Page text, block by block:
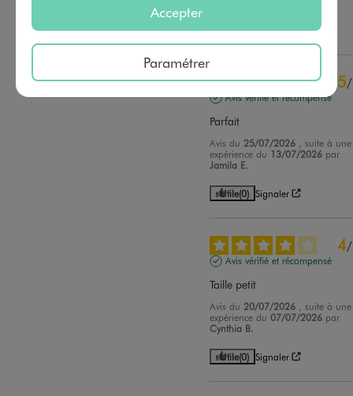
Utile(0) Signaler
5/
Avis vérifié et récompensé
Parfait
Avis du 25/07/2026
, suite à une
expérience du 13/07/2026 par
Jamila E.
Utile(0) Signaler
4/
Avis vérifié et récompensé
Taille petit
Avis du 20/07/2026
, suite à une
expérience du07/07/2026 par
Cynthia B.
Utile(0) Signaler
Accepter
Paramétrer